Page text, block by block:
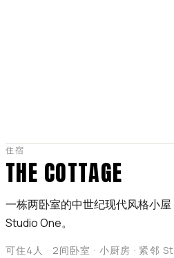
住宿
THE COTTAGE
一栋两卧室的中世纪现代风格小
Studio One。
可住4人 · 2间卧室 · 小厨房 · 紧邻